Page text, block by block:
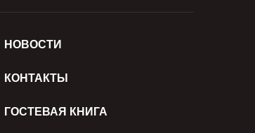
НОВОСТИ
КОНТАКТЫ
ГОСТЕВАЯ КНИГА